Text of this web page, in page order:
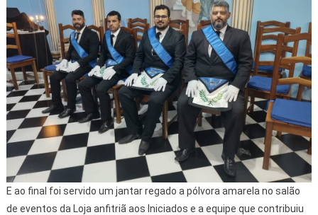
E ao final foi servido um jantar regado a pólvora amarela no salão
de eventos da Loja anfitriã aos Iniciados e a equipe que contribuiu